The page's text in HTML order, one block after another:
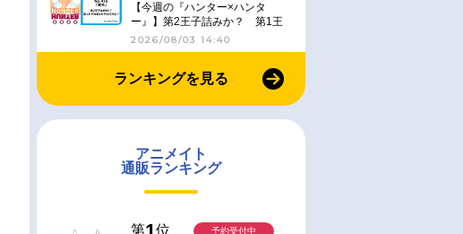
【今週の『ハンター×ハンタ
ー』】第2王子詰みか？ 第1王
子と第4王子が対峙「発令」＜
No.416＞
2026/08/03 14:40
ランキングを見る
アニメイト
通販ランキング
第 位 予約受付中